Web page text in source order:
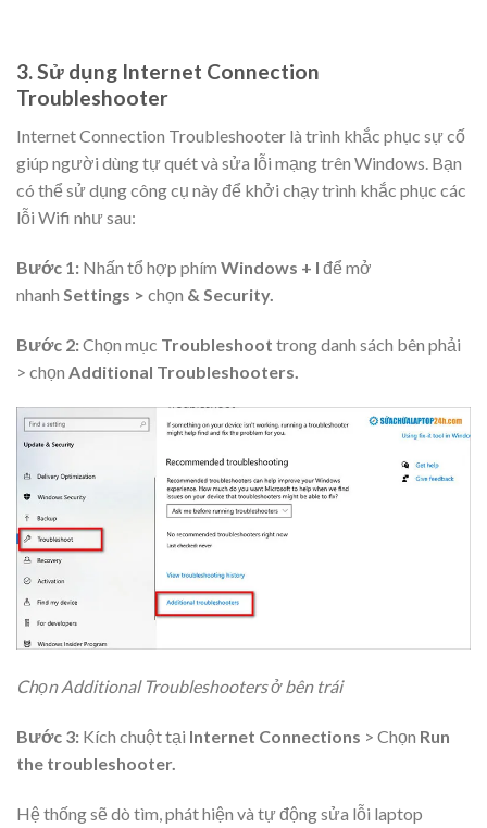
3. Sử dụng Internet Connection
Troubleshooter
Internet Connection Troubleshooter là trình khắc phục sự cố
giúp người dùng tự quét và sửa lỗi mạng trên Windows. Bạn
có thể sử dụng công cụ này để khởi chạy trình khắc phục các
lỗi Wifi như sau:
Bước 1: Nhấn tổ hợp phím Windows + I để mở
nhanh Settings > chọn & Security.
Bước 2:Chọn mục Troubleshoot trong danh sách bên phải
> chọn Additional Troubleshooters.
Chọn Additional Troubleshooters ở bên trái
Bước 3: Kích chuột tại Internet Connections > Chọn Run
the troubleshooter.
Hệ thống sẽ dò tìm, phát hiện và tự động sửa lỗi laptop